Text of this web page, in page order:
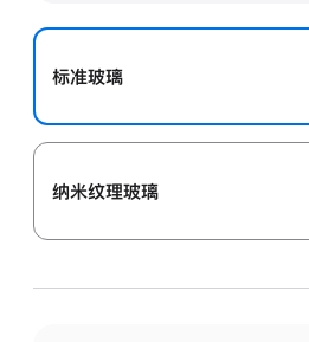
标准玻璃
纳米纹理玻璃